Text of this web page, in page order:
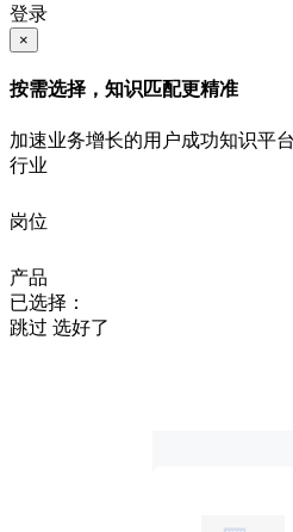
登录
×
按需选择，知识匹配更精准
加速业务增长的用户成功知识平台
行业
岗位
产品
已选择：
跳过 选好了